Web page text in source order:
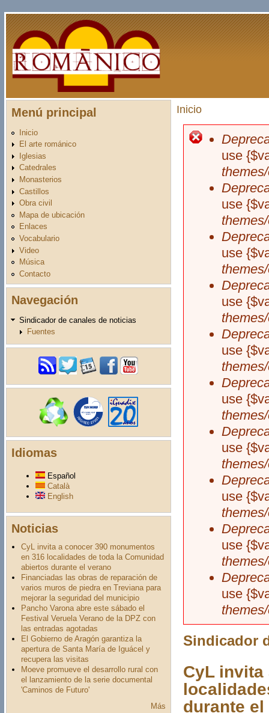
Pasar al contenido principal
Menú principal
Inicio
El arte románico
Iglesias
Catedrales
Monasterios
Castillos
Obra civil
Mapa de ubicación
Enlaces
Vocabulario
Video
Música
Contacto
Navegación
Sindicador de canales de noticias
Fuentes
Idiomas
Español
Català
English
Noticias
CyL invita a conocer 390 monumentos
en 316 localidades de toda la Comunidad
abiertos durante el verano
Financiadas las obras de reparación de
varios muros de piedra en Treviana para
mejorar la seguridad del municipio
Pancho Varona abre este sábado el
Festival Veruela Verano de la DPZ con
las entradas agotadas
El Gobierno de Aragón garantiza la
apertura de Santa María de Iguácel y
recupera las visitas
Moeve promueve el desarrollo rural con
el lanzamiento de la serie documental
'Caminos de Futuro'
Más
Usted está aquí
Inicio
Mensaje
use
use
use
use
use
use
use
use
use
use
Sindicador
CyL invita
durante el